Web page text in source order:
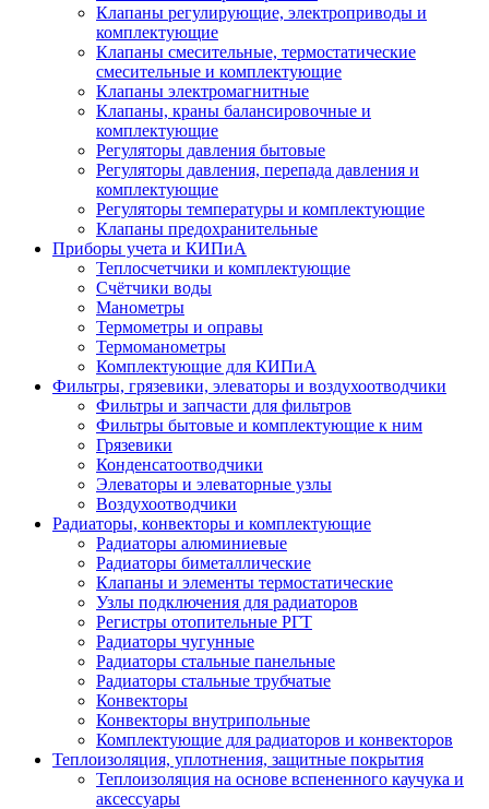
Клапаны регулирующие, электроприводы и
комплектующие
Клапаны смесительные, термостатические
смесительные и комплектующие
Клапаны электромагнитные
Клапаны, краны балансировочные и
комплектующие
Регуляторы давления бытовые
Регуляторы давления, перепада давления и
комплектующие
Регуляторы температуры и комплектующие
Клапаны предохранительные
Приборы учета и КИПиА
Теплосчетчики и комплектующие
Счётчики воды
Манометры
Термометры и оправы
Термоманометры
Комплектующие для КИПиА
Фильтры, грязевики, элеваторы и воздухоотводчики
Фильтры и запчасти для фильтров
Фильтры бытовые и комплектующие к ним
Грязевики
Конденсатоотводчики
Элеваторы и элеваторные узлы
Воздухоотводчики
Радиаторы, конвекторы и комплектующие
Радиаторы алюминиевые
Радиаторы биметаллические
Клапаны и элементы термостатические
Узлы подключения для радиаторов
Регистры отопительные РГТ
Радиаторы чугунные
Радиаторы стальные панельные
Радиаторы стальные трубчатые
Конвекторы
Конвекторы внутрипольные
Комплектующие для радиаторов и конвекторов
Теплоизоляция, уплотнения, защитные покрытия
Теплоизоляция на основе вспененного каучука и
аксессуары